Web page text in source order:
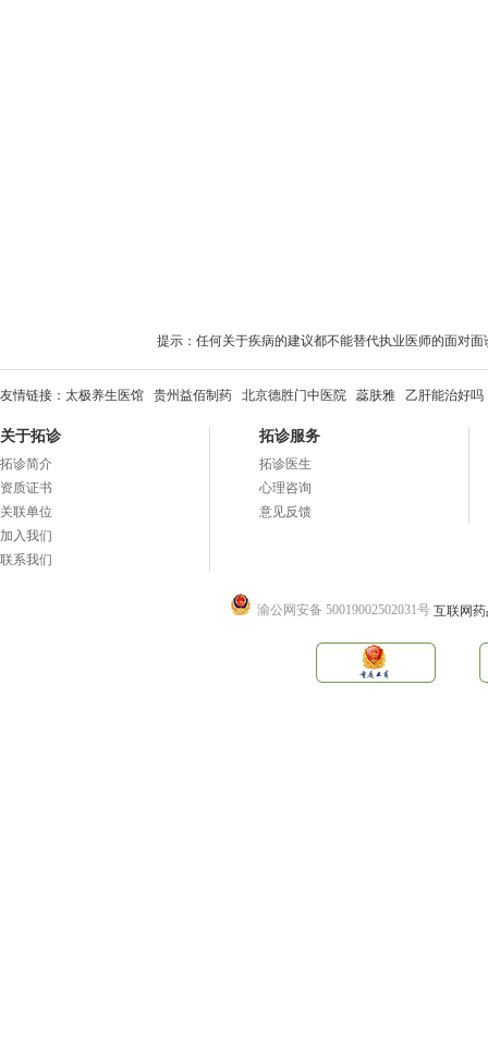
提示：任何关于疾病的建议都不能替代执业医师的面对
友情链接： 太极养生医馆 贵州益佰制药 北京德胜门中医院 蕊肤雅 乙肝能治好吗
关于拓诊
拓诊简介
资质证书
关联单位
加入我们
联系我们
拓诊服务
拓诊医生
心理咨询
意见反馈
渝公网安备 50019002502031号 互联网